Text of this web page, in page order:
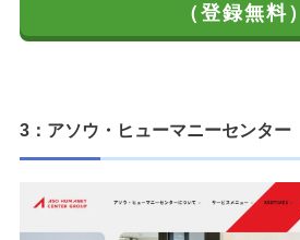
（登録無料）
3：アソウ・ヒューマニーセンター